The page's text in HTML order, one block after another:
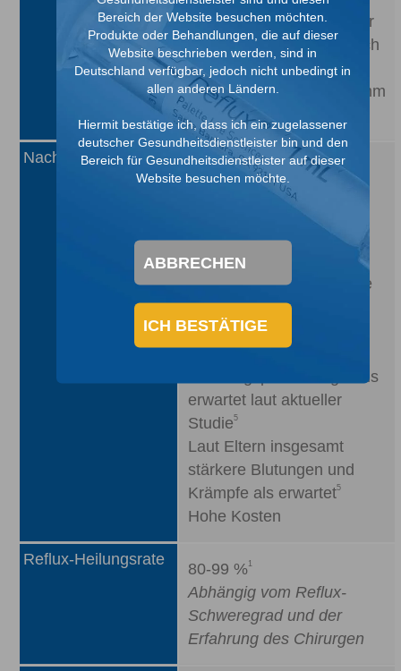
Geringe Notwendigkeit für
anschließende Tests durch
ein
Miktionszystourethrogramm
(MZU)1
Nachteile
Umfangreicher Eingriff
Krankenhausaufenthalt
Schmerzen nach der OP
sind wahrscheinlich
Nebenwirkungen wie eine
Obstruktion sind möglich
Schmerzen nach der
OP/längere
Erholungsphase länger als
erwartet laut aktueller
Studie5
Laut Eltern insgesamt
stärkere Blutungen und
Krämpfe als erwartet5
Hohe Kosten
Reflux-Heilungsrate
80-99 %1
Abhängig vom Reflux-
Schweregrad und der
Erfahrung des Chirurgen
Bereich der Website besuchen möchten.
Produkte oder Behandlungen, die auf dieser
Website beschrieben werden, sind in
Deutschland verfügbar, jedoch nicht unbedingt in
allen anderen Ländern.
Hiermit bestätige ich, dass ich ein zugelassener
deutscher Gesundheitsdienstleister bin und den
Bereich für Gesundheitsdienstleister auf dieser
Website besuchen möchte.
ABBRECHEN
ICH BESTÄTIGE